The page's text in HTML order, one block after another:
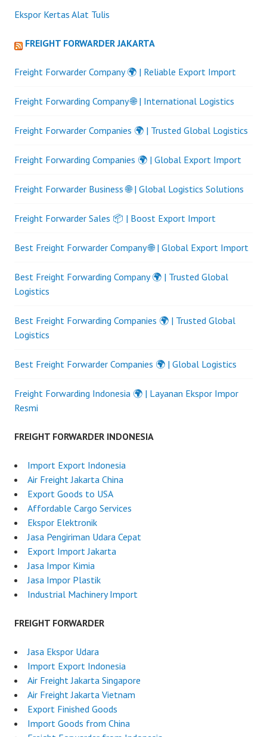
Ekspor Kertas Alat Tulis
FREIGHT FORWARDER JAKARTA
Freight Forwarder Company 🌍 | Reliable Export Import
Freight Forwarding Company 🌐 | International Logistics
Freight Forwarder Companies 🌍 | Trusted Global Logistics
Freight Forwarding Companies 🌍 | Global Export Import
Freight Forwarder Business 🌐 | Global Logistics Solutions
Freight Forwarder Sales 📦 | Boost Export Import
Best Freight Forwarder Company 🌐 | Global Export Import
Best Freight Forwarding Company 🌍 | Trusted Global
Logistics
Best Freight Forwarding Companies 🌍 | Trusted Global
Logistics
Best Freight Forwarder Companies 🌍 | Global Logistics
Freight Forwarding Indonesia 🌍 | Layanan Ekspor Impor
Resmi
FREIGHT FORWARDER INDONESIA
Import Export Indonesia
Air Freight Jakarta China
Export Goods to USA
Affordable Cargo Services
Ekspor Elektronik
Jasa Pengiriman Udara Cepat
Export Import Jakarta
Jasa Impor Kimia
Jasa Impor Plastik
Industrial Machinery Import
FREIGHT FORWARDER
Jasa Ekspor Udara
Import Export Indonesia
Air Freight Jakarta Singapore
Air Freight Jakarta Vietnam
Export Finished Goods
Import Goods from China